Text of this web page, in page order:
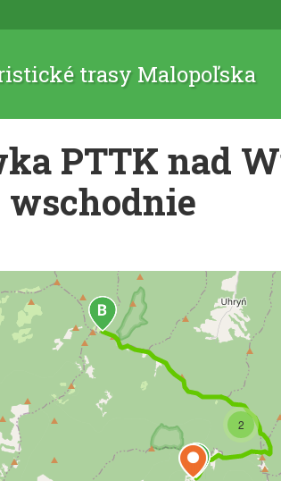
trasy Malopoľska
PTTK nad
wschodnie
2